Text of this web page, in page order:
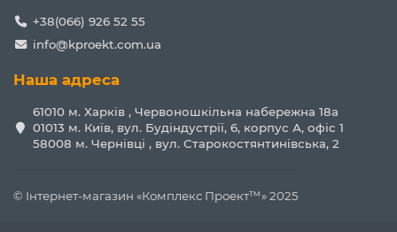
+38(066) 926 52 55
info@kproekt.com.ua
Наша адреса
61010 м. Харків , Червоношкільна набережна 18а
01013 м. Київ, вул. Будіндустрії, 6, корпус А, офіс 1
58008 м. Чернівці , вул. Старокостянтинівська, 2
© Інтернет-магазин «Комплекс Проект™» 2025